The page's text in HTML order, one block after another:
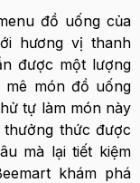
đồ uống của
hương vị thanh
được một lượng
mê món đồ uống
tự làm món này
thức được
mà lại tiết kiệm
khám phá